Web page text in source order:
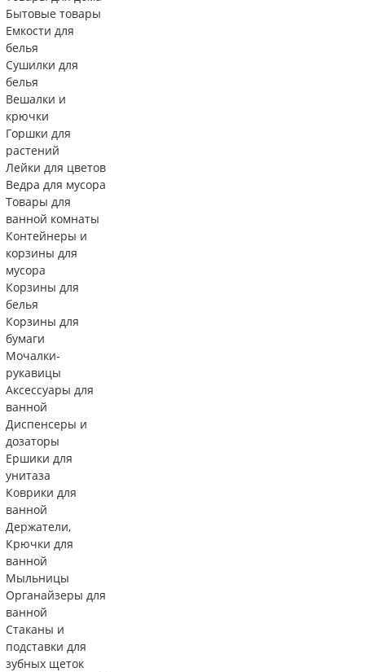
Бытовые товары
Емкости для
белья
Сушилки для
белья
Вешалки и
крючки
Горшки для
растений
Лейки для цветов
Ведра для мусора
Товары для
ванной комнаты
Контейнеры и
корзины для
мусора
Корзины для
белья
Корзины для
бумаги
Мочалки-
рукавицы
Аксессуары для
ванной
Диспенсеры и
дозаторы
Ершики для
унитаза
Коврики для
ванной
Держатели,
Крючки для
ванной
Мыльницы
Органайзеры для
ванной
Стаканы и
подставки для
зубных щеток